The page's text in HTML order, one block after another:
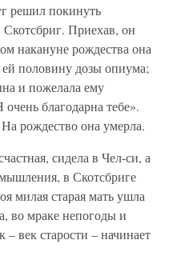
решил покинуть
Скотсбриг. Приехав, он
накануне рождества она
половину дозы опиума;
и пожелала ему
благодарна тебе».
рождество она умерла.
сидела в Чел-си, а
в Скотсбриге
милая старая мать ушла
во мраке непогоды и
век старости – начинает